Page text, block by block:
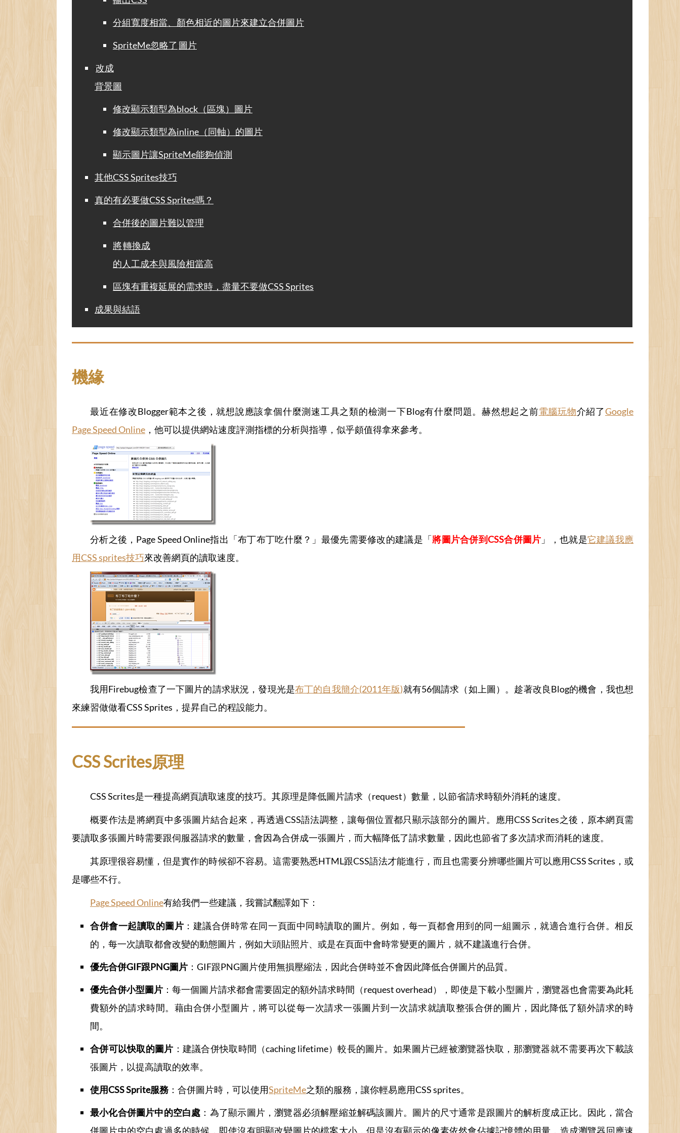
分組寬度相當、顏色相近的圖片來建立合併圖片
SpriteMe忽略了 圖片
改成
背景圖
修改顯示類型為block（區塊）圖片
修改顯示類型為inline（同軸）的圖片
顯示圖片讓SpriteMe能夠偵測
其他CSS Sprites技巧
真的有必要做CSS Sprites嗎？
合併後的圖片難以管理
將轉換成
的人工成本與風險相當高
區塊有重複延展的需求時，盡量不要做CSS Sprites
成果與結語
機緣
最近在修改Blogger範本之後，就想說應該拿個什麼測速工具之類的檢測一下Blog有什麼問題。赫然想起之前電腦玩物介紹了Google
Page Speed Online ，他可以提供網站速度評測指標的分析與指導，似乎頗值得拿來參考。
分析之後，Page Speed Online指出「布丁布丁吃什麼？」最優先需要修改的建議是「將圖片合併到CSS合併圖片 」，也就是它建議我應
用CSS sprites技巧來改善網頁的讀取速度。
我用Firebug檢查了一下圖片的請求狀況，發現光是布丁的自我簡介(2011年版)就有56個請求（如上圖）。趁著改良Blog的機會，我也想
來練習做做看CSS Sprites，提昇自己的程設能力。
CSS Scrites原理
CSS Scrites是一種提高網頁讀取速度的技巧。其原理是降低圖片請求（request）數量，以節省請求時額外消耗的速度。
概要作法是將網頁中多張圖片結合起來，再透過CSS語法調整，讓每個位置都只顯示該部分的圖片。應用CSS Scrites之後，原本網頁需
要讀取多張圖片時需要跟伺服器請求的數量，會因為合併成一張圖片，而大幅降低了請求數量，因此也節省了多次請求而消耗的速度。
其原理很容易懂，但是實作的時候卻不容易。這需要熟悉HTML跟CSS語法才能進行，而且也需要分辨哪些圖片可以應用CSS Scrites，或
是哪些不行。
Page Speed Online有給我們一些建議，我嘗試翻譯如下：
合併會一起讀取的圖片 ：建議合併時常在同一頁面中同時讀取的圖片。例如，每一頁都會用到的同一組圖示，就適合進行合併。相反
的，每一次讀取都會改變的動態圖片，例如大頭貼照片、或是在頁面中會時常變更的圖片，就不建議進行合併。
優先合併GIF跟PNG圖片 ：GIF跟PNG圖片使用無損壓縮法，因此合併時並不會因此降低合併圖片的品質。
優先合併小型圖片 ：每一個圖片請求都會需要固定的額外請求時間（request overhead），即使是下載小型圖片，瀏覽器也會需要為此耗
費額外的請求時間。藉由合併小型圖片，將可以從每一次請求一張圖片到一次請求就讀取整張合併的圖片，因此降低了額外請求的時
間。
合併可以快取的圖片 ：建議合併快取時間（caching lifetime）較長的圖片。如果圖片已經被瀏覽器快取，那瀏覽器就不需要再次下載該
張圖片，以提高讀取的效率。
使用CSS Sprite服務：合併圖片時，可以使用SpriteMe之類的服務，讓你輕易應用CSS sprites。
最小化合併圖片中的空白處 ：為了顯示圖片，瀏覽器必須解壓縮並解碼該圖片。圖片的尺寸通常是跟圖片的解析度成正比。因此，當合
併圖片中的空白處過多的時候，即使沒有明顯改變圖片的檔案大小，但是沒有顯示的像素依然會佔據記憶體的用量，造成瀏覽器回應速